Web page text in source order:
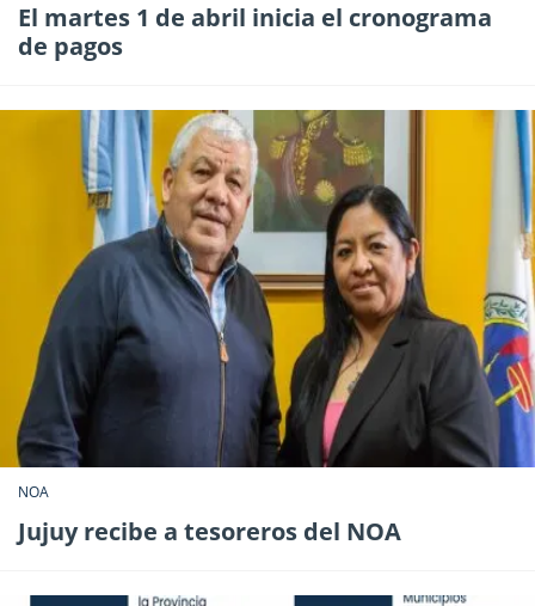
El martes 1 de abril inicia el cronograma
de pagos
NOA
Jujuy recibe a tesoreros del NOA